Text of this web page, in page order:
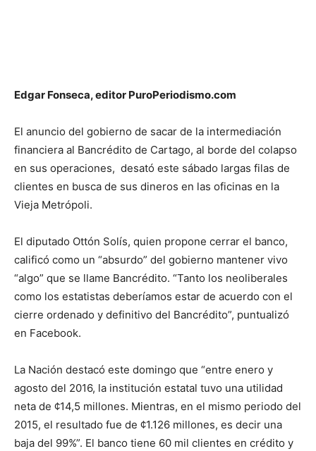
Edgar Fonseca, editor PuroPeriodismo.com
El anuncio del gobierno de sacar de la intermediación
financiera al Bancrédito de Cartago, al borde del colapso
en sus operaciones, desató este sábado largas filas de
clientes en busca de sus dineros en las oficinas en la
Vieja Metrópoli.
El diputado Ottón Solís, quien propone cerrar el banco,
calificó como un “absurdo” del gobierno mantener vivo
“algo” que se llame Bancrédito. “Tanto los neoliberales
como los estatistas deberíamos estar de acuerdo con el
cierre ordenado y definitivo del Bancrédito”, puntualizó
en Facebook.
La Nación destacó este domingo que “entre enero y
agosto del 2016, la institución estatal tuvo una utilidad
neta de ¢14,5 millones. Mientras, en el mismo periodo del
2015, el resultado fue de ¢1.126 millones, es decir una
baja del 99%”. El banco tiene 60 mil clientes en crédito y